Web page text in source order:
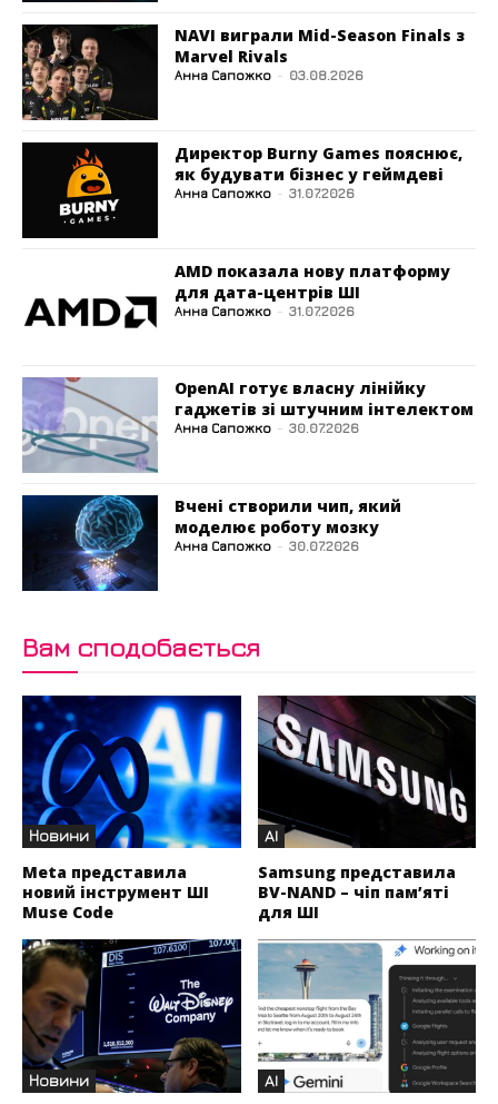
NAVI виграли Mid-Season Finals з
Marvel Rivals
Анна Сапожко - 03.08.2026
Директор Burny Games пояснює,
як будувати бізнес у геймдеві
Анна Сапожко - 31.07.2026
AMD показала нову платформу
для дата-центрів ШІ
Анна Сапожко - 31.07.2026
OpenAI готує власну лінійку
гаджетів зі штучним інтелектом
Анна Сапожко - 30.07.2026
Вчені створили чип, який
моделює роботу мозку
Анна Сапожко - 30.07.2026
Вам сподобається
Новини
Meta представила
новий інструмент ШІ
Muse Code
AI
Samsung представила
BV-NAND – чіп пам’яті
для ШІ
Новини AI